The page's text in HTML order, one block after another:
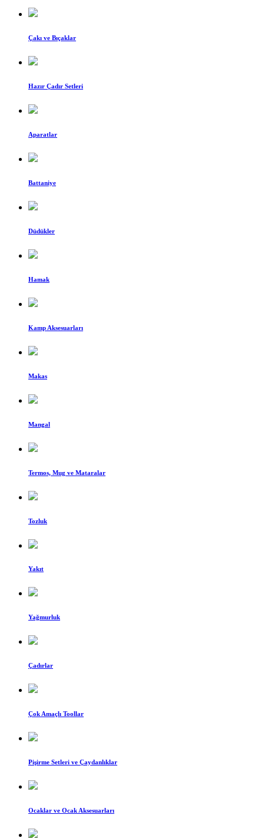
Çakı ve Bıçaklar
Hazır Çadır Setleri
Aparatlar
Battaniye
Düdükler
Hamak
Kamp Aksesuarları
Makas
Mangal
Termos, Mug ve Mataralar
Tozluk
Yakıt
Yağmurluk
Çadırlar
Çok Amaçlı Toollar
Pişirme Setleri ve Çaydanlıklar
Ocaklar ve Ocak Aksesuarları